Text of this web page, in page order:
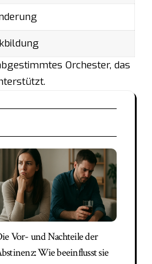
Orchester, das
Vor- und Nachteile der
Wie beeinflusst sie